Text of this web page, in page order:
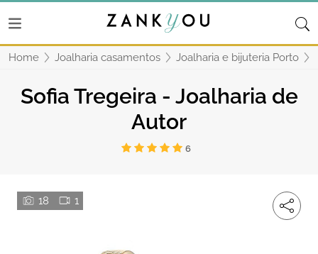
Home Joalharia casamentos Joalharia e bijuteria Porto
Sofia Tregeira - Joalharia de
Autor
6
18 1